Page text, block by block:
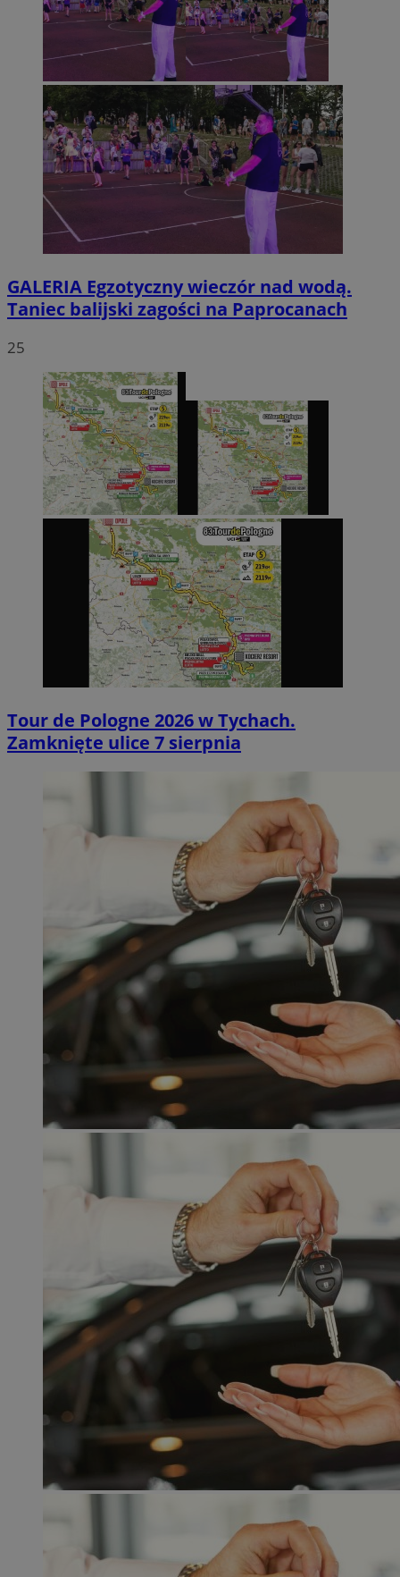
GALERIA Egzotyczny wieczór nad wodą.
Taniec balijski zagości na Paprocanach
25
Tour de Pologne 2026 w Tychach.
Zamknięte ulice 7 sierpnia